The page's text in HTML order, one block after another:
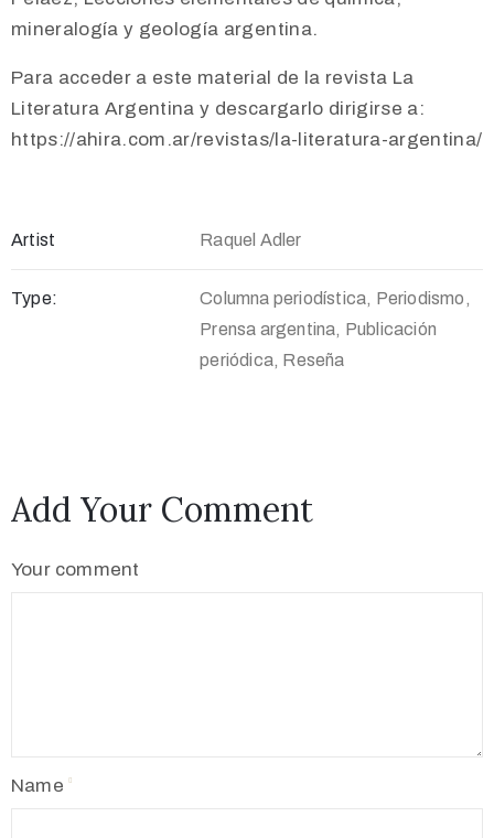
mineralogía y geología argentina.
Para acceder a este material de la revista La
Literatura Argentina y descargarlo dirigirse a:
https://ahira.com.ar/revistas/la-literatura-argentina/
Artist Raquel Adler
Type:
Columna periodística, Periodismo,
Prensa argentina, Publicación
periódica, Reseña
Add Your Comment
Your comment
Name